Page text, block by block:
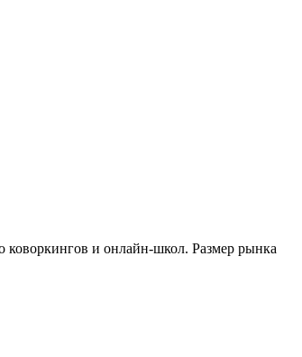
и онлайн-школ. Размер рынка